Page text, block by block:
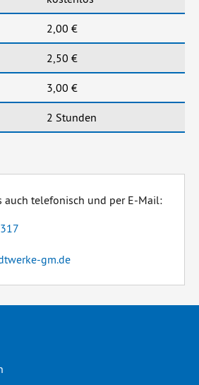
2,00 €
2,50 €
3,00 €
2 Stunden
auch telefonisch und per E-Mail:
gm.de